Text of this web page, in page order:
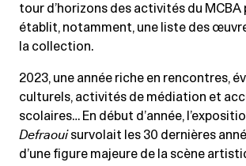
tour d’horizons des activités du MCBA
établit, notamment, une liste des
la collection.
2023, une année riche en rencontres,
culturels, activités de médiation et
scolaires… En début d’année,
Defraouisurvolait les 30 dernières
d’une figure majeure de la scène